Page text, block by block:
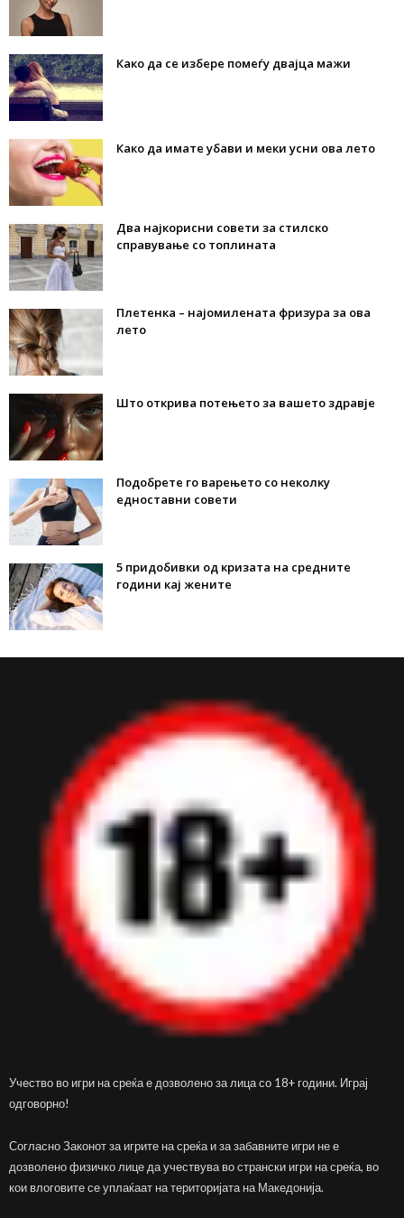
Како да се избере помеѓу двајца мажи
Како да имате убави и меки усни ова лето
Два најкорисни совети за стилско
справување со топлината
Плетенка – најомилената фризура за ова
лето
Што открива потењето за вашето здравје
Подобрете го варењето со неколку
едноставни совети
5 придобивки од кризата на средните
години кај жените
Учество во игри на среќа е дозволено за лица со 18+ години. Играј
одговорно!
Согласно Законот за игрите на среќа и за забавните игри не е
дозволено физичко лице да учествува во странски игри на среќа, во
кои влоговите се уплаќаат на територијата на Македонија.